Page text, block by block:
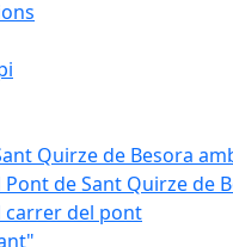
Quirze de Besora
de Sant Quirze de
carrer del pont